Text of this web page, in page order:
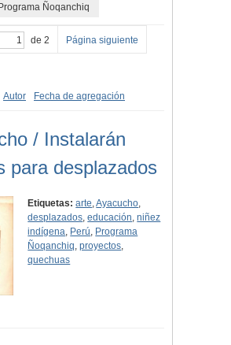
Ñoqanchiq
de 2 Página siguiente
Autor Fecha de agregación
/ Instalarán
para desplazados
Etiquetas: arte,Ayacucho,
desplazados,educación,niñez
indígena, Perú, Programa
Ñoqanchiq,proyectos,
quechuas